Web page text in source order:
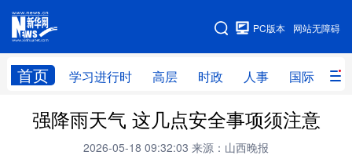
网站无障碍
PC版本
首页 学习进行时 高层 时政 人事 国际 财
网站地图
学习进行时 高层 时政 人事
财经 网评
强降雨天气 这几点安全事项须注意
2026-05-18 09:32:03 来源：山西晚报